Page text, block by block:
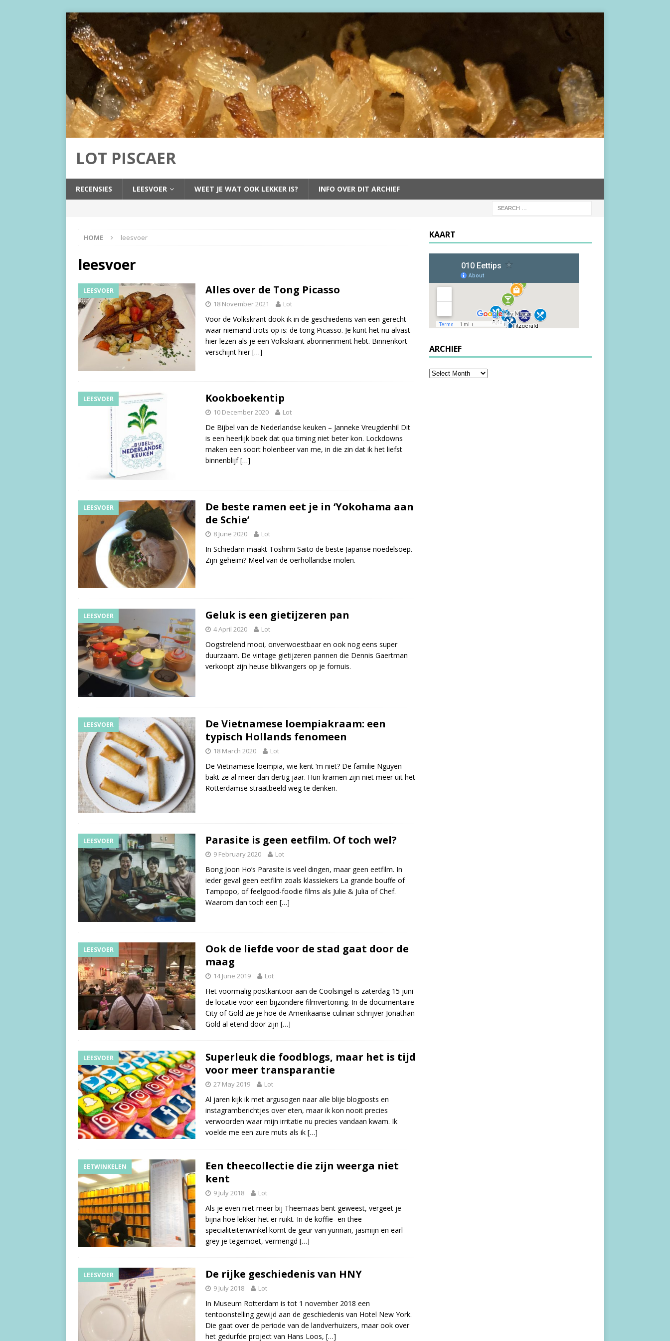
LOT PISCAER
RECENSIES LEESVOER WEET JE WAT OOK LEKKER IS? INFO OVER DIT ARCHIEF
HOME leesvoer
leesvoer
LEESVOER Alles over de Tong Picasso
18 November 2021 Lot
Voor de Volkskrant dook ik in de geschiedenis van een gerecht
waar niemand trots op is: de tong Picasso. Je kunt het nu alvast
hier lezen als je een Volkskrant abonnenment hebt. Binnenkort
verschijnt hier[…]
LEESVOER Kookboekentip
10 December 2020 Lot
De Bijbel van de Nederlandse keuken – Janneke Vreugdenhil Dit
is een heerlijk boek dat qua timing niet beter kon. Lockdowns
maken een soort holenbeer van me, in die zin dat ik het liefst
binnenblijf[…]
LEESVOER
De beste ramen eet je in ‘Yokohama aan
de Schie’
8 June 2020 Lot
In Schiedam maakt Toshimi Saito de beste Japanse noedelsoep.
Zijn geheim? Meel van de oerhollandse molen.
LEESVOER Geluk is een gietijzeren pan
4 April 2020 Lot
Oogstrelend mooi, onverwoestbaar en ook nog eens super
duurzaam. De vintage gietijzeren pannen die Dennis Gaertman
verkoopt zijn heuse blikvangers op je fornuis.
LEESVOER
De Vietnamese loempiakraam: een
typisch Hollands fenomeen
18 March 2020 Lot
De Vietnamese loempia, wie kent ‘m niet? De familie Nguyen
bakt ze al meer dan dertig jaar. Hun kramen zijn niet meer uit het
Rotterdamse straatbeeld weg te denken.
LEESVOER Parasite is geen eetfilm. Of toch wel?
9 February 2020 Lot
Bong Joon Ho’s Parasite is veel dingen, maar geen eetfilm. In
ieder geval geen eetfilm zoals klassiekers La grande bouffe of
Tampopo, of feelgood-foodie films als Julie & Julia of Chef.
Waarom dan toch een […]
LEESVOER
Ook de liefde voor de stad gaat door de
maag
14 June 2019 Lot
Het voormalig postkantoor aan de Coolsingel is zaterdag 15 juni
de locatie voor een bijzondere filmvertoning. In de documentaire
City of Gold zie je hoe de Amerikaanse culinair schrijver Jonathan
Gold al etend door zijn […]
LEESVOER
Superleuk die foodblogs, maar het is tijd
voor meer transparantie
27 May 2019 Lot
Al jaren kijk ik met argusogen naar alle blije blogposts en
instagramberichtjes over eten, maar ik kon nooit precies
verwoorden waar mijn irritatie nu precies vandaan kwam. Ik
voelde me een zure muts als ik […]
EETWINKELEN
Een theecollectie die zijn weerga niet
kent
9 July 2018 Lot
Als je even niet meer bij Theemaas bent geweest, vergeet je
bijna hoe lekker het er ruikt. In de koffie- en thee
specialiteitenwinkel komt de geur van yunnan, jasmijn en earl
grey je tegemoet, vermengd […]
LEESVOER De rijke geschiedenis van HNY
9 July 2018 Lot
In Museum Rotterdam is tot 1 november 2018 een
tentoonstelling gewijd aan de geschiedenis van Hotel New York.
Die gaat over de periode van de landverhuizers, maar ook over
het gedurfde project van Hans Loos, […]
KAART
ARCHIEF